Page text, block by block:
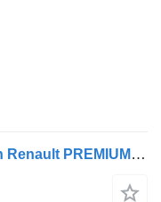
Culasse 5001858485 pour camion Renault PREMIUM 420